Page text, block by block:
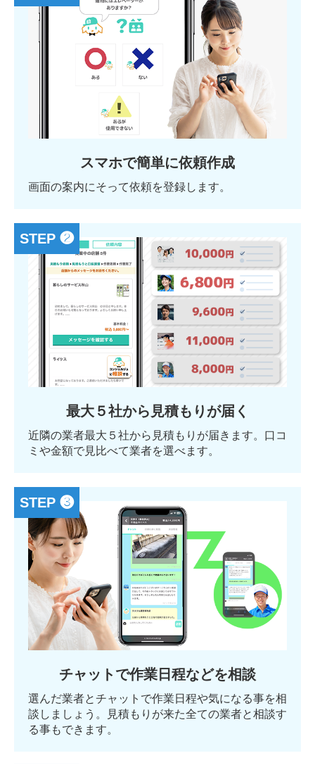
スマホで簡単に依頼作成
画面の案内にそって依頼を登録します。
STEP ❷
最大５社から見積もりが届く
近隣の業者最大５社から見積もりが届きます。口コ
ミや金額で見比べて業者を選べます。
STEP ❸
チャットで作業日程などを相談
選んだ業者とチャットで作業日程や気になる事を相
談しましょう。見積もりが来た全ての業者と相談す
る事もできます。